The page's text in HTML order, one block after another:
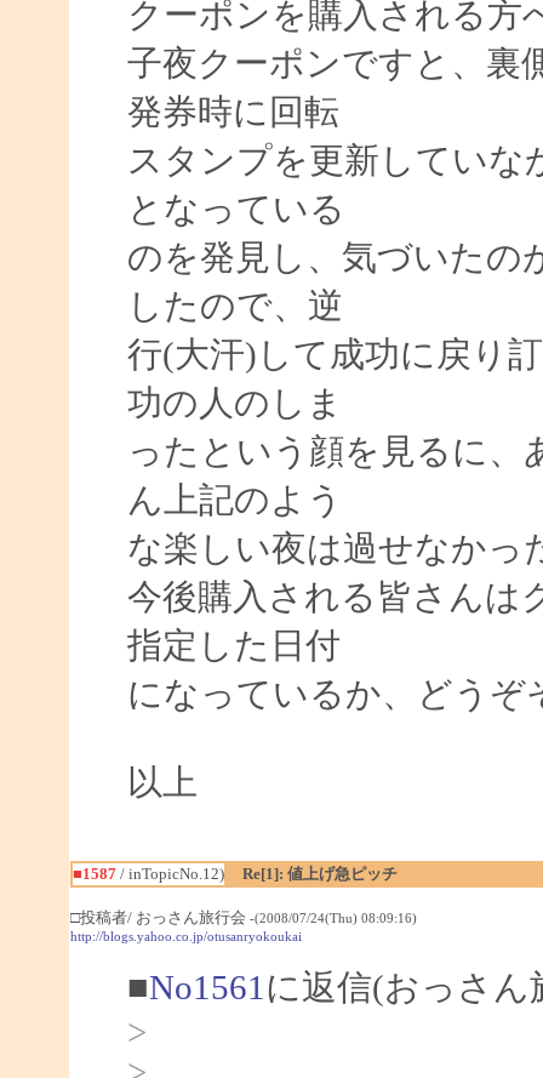
クーポンを購入される方
子夜クーポンですと、裏
発券時に回転
スタンプを更新していな
となっている
のを発見し、気づいたの
したので、逆
行(大汗)して成功に戻り
功の人のしま
ったという顔を見るに、
ん上記のよう
な楽しい夜は過せなかっ
今後購入される皆さんは
指定した日付
になっているか、どうぞ
以上
■1587/ inTopicNo.12) Re[1]: 値上げ急ピッチ
□投稿者/ おっさん旅行会 -(2008/07/24(Thu) 08:09:16)
http://blogs.yahoo.co.jp/otusanryokoukai
■No1561 に返信(おっさん
>